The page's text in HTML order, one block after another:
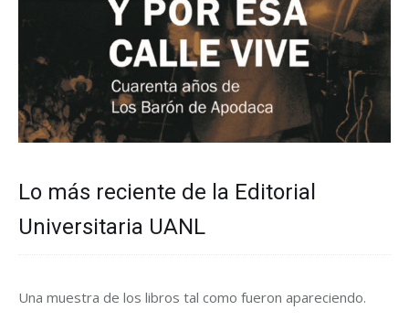
Lo más reciente de la Editorial
Universitaria UANL
Una muestra de los libros tal como fueron apareciendo.